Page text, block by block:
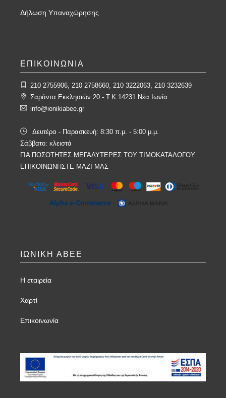
Δήλωση Υπαναχώρησης
ΕΠΙΚΟΙΝΩΝΙΑ
210 2755906, 210 2758660, 210 3222063, 210 3232639
Σαράντα Εκκλησιών 20 - T.K.14231 Νέα Ιωνία
info@ionikiabee.gr
Δευτέρα - Παρασκευή: 8:30 π.μ. - 5:00 μ.μ.
Σάββατο: κλειστά
ΓΙΑ ΠΟΣΟΤΗΤΕΣ ΜΕΓΑΛΥΤΕΡΕΣ ΤΟΥ ΤΙΜΟΚΑΤΑΛΟΓΟΥ
ΕΠΙΚΟΙΝΩΝΗΣΤΕ ΜΑΖΙ ΜΑΣ
ΙΩΝΙΚΗ ΑΒΕΕ
Η εταιρεία
Χαρτί
Επικοινωνία